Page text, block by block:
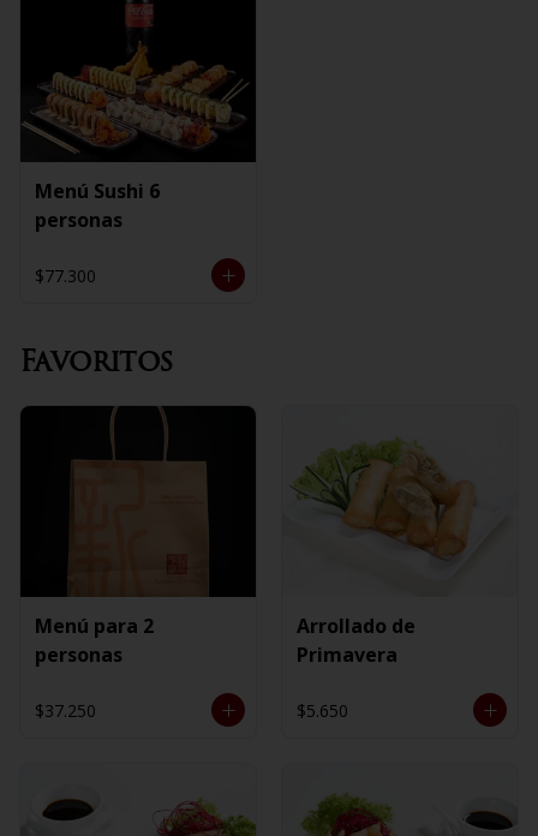
Menú Sushi 6
personas
$77.300
Favoritos
Menú para 2
personas
$37.250
Arrollado de
Primavera
$5.650